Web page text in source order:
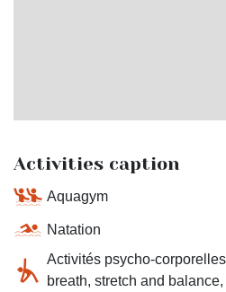
Activities caption
Aquagym
Natation
Activités psycho-
breath, stretch and